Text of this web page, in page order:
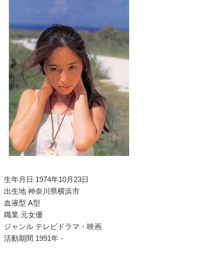
生年月日 1974年10月23日
出生地 神奈川県横浜市
血液型 A型
職業 元女優
ジャンル テレビドラマ・映画
活動期間 1991年 -